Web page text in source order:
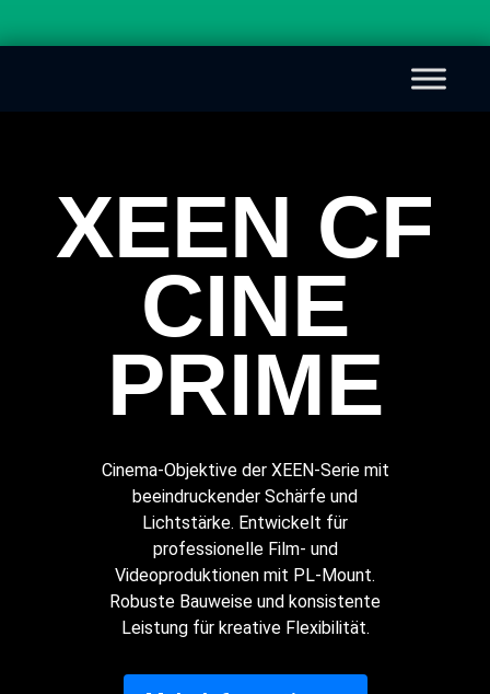
XEEN CF
CINE
PRIME
Cinema-Objektive der XEEN-Serie mit
beeindruckender Schärfe und
Lichtstärke. Entwickelt für
professionelle Film- und
Videoproduktionen mit PL-Mount.
Robuste Bauweise und konsistente
Leistung für kreative Flexibilität.